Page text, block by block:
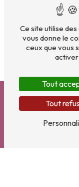
Ce site utilise
vous donne le
ceux que vous
activer
Tout
Tout